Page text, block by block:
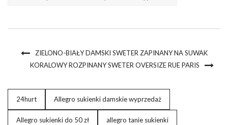
ZIELONO-BIAŁY DAMSKI SWETER ZAPINANY NA SUWAK
KORALOWY ROZPINANY SWETER OVERSIZE RUE PARIS
24hurt Allegro sukienki damskie wyprzedaż
Allegro sukienki do 50 zł allegro tanie sukienki